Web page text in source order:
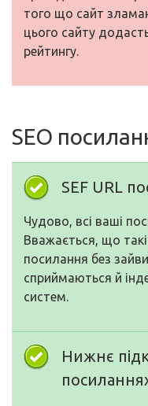
того що сайт
цього сайту
рейтингу.
SEO
SEF URL
Чудово, всі ваші
Вважається, що
посилання без
сприймаються й
систем.
Нижнє